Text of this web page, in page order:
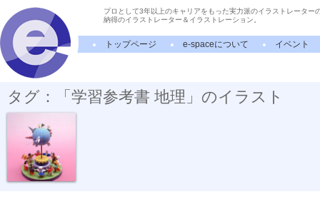
プロとして3年以上のキャリアをもった実力派のイラストレーター
納得のイラストレーター＆イラストレーション。
トップページ e-spaceについて イベント
タグ：「学習参考書 地理」のイラスト
学習参考書 ...